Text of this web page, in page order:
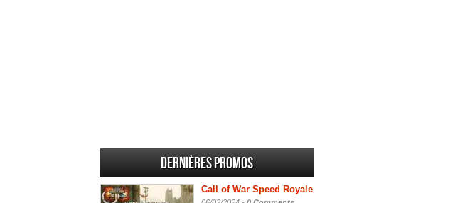
Dernières promos
Call of War Speed Royale